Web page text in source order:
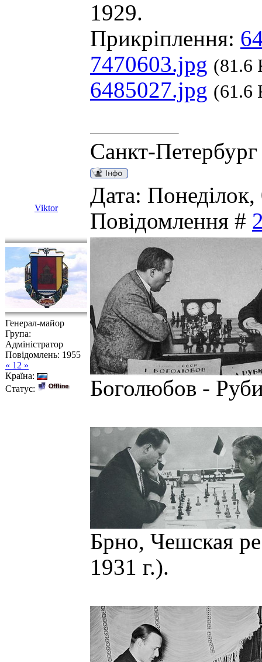
1929.
Прикріплення:
7470603.jpg (81.6
6485027.jpg (61.6
Санкт-Петербург
Viktor
Дата:
Повідомлення #
Генерал-майор
Група:
Адміністратор
Повідомлень: 1955
« 12 »
Країна:
Статус:
Боголюбов -
Брно, Чешская
1931 г.).